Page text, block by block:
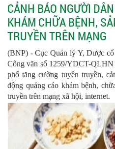
CẢNH BÁO NGƯỜI
KHÁM CHỮA BỆNH,
TRUYỀN TRÊN MẠNG
(BNP) - Cục Quản lý Y, Dược
Công văn số 1259/YDCT-QLHN
phố tăng cường tuyên truyền,
động quảng cáo khám bệnh,
truyền trên mạng xã hội, internet.